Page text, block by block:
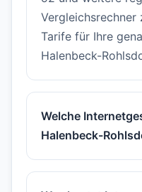
Tarife für Ihre
Halenbeck-
Welche
Halenbeck-